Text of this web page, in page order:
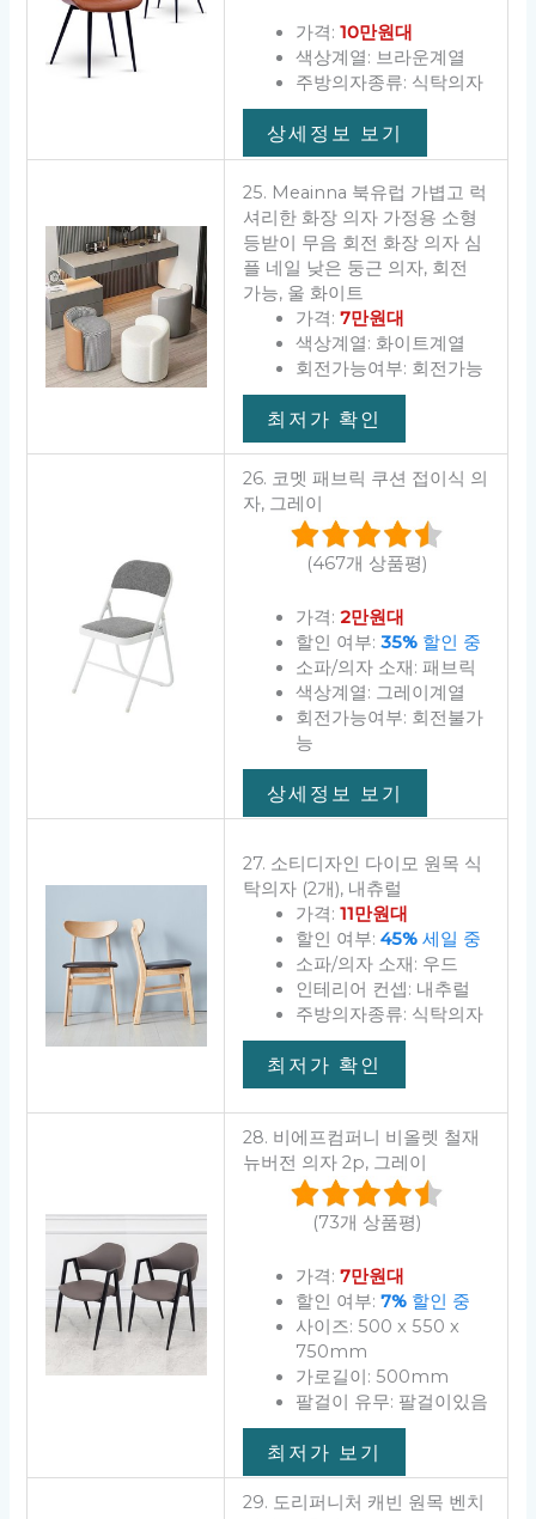
가격: 10만원대
색상계열: 브라운계열
주방의자종류: 식탁의자
상세정보 보기
25. Meainna 북유럽 가볍고 럭
셔리한 화장 의자 가정용 소형
등받이 무음 회전 화장 의자 심
플 네일 낮은 둥근 의자, 회전
가능, 울 화이트
가격: 7만원대
색상계열: 화이트계열
회전가능여부: 회전가능
최저가 확인
26. 코멧 패브릭 쿠션 접이식 의
자, 그레이
(467개 상품평)
가격: 2만원대
할인 여부: 35%할인 중
소파/의자 소재: 패브릭
색상계열: 그레이계열
회전가능여부: 회전불가
능
상세정보 보기
27. 소티디자인 다이모 원목 식
탁의자 (2개), 내츄럴
가격: 11만원대
할인 여부: 45%세일 중
소파/의자 소재: 우드
인테리어 컨셉: 내추럴
주방의자종류: 식탁의자
최저가 확인
28. 비에프컴퍼니 비올렛 철재
뉴버전 의자 2p, 그레이
(73개 상품평)
가격: 7만원대
할인 여부: 7%할인 중
사이즈: 500 x 550 x
750mm
가로길이: 500mm
팔걸이 유무: 팔걸이있음
최저가 보기
29. 도리퍼니처 캐빈 원목 벤치